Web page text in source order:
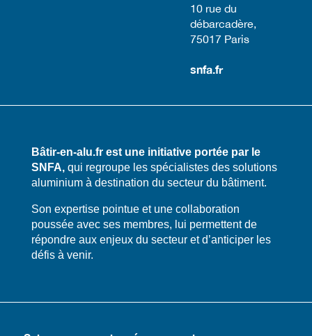
​10 rue du
débarcadère,
75017 Paris​
snfa.fr
Bâtir-en-alu.fr est une initiative portée par le
SNFA,qui regroupe les spécialistes des solutions
aluminium à destination du secteur du bâtiment.
​​Son expertise pointue et une collaboration
poussée avec ses membres, lui permettent de
répondre aux enjeux du secteur et d’anticiper les
défis à venir.